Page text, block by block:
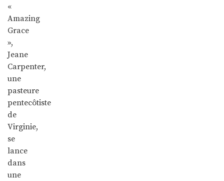
«
Amazing
Grace
»,
Jeane
Carpenter,
une
pasteure
pentecôtiste
de
Virginie,
se
lance
dans
une